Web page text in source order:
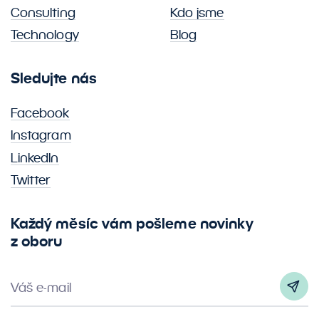
Consulting
Technology
Kdo jsme
Blog
Sledujte nás
Facebook
Instagram
LinkedIn
Twitter
Každý měsíc vám pošleme novinky
z oboru
Váš e-mail